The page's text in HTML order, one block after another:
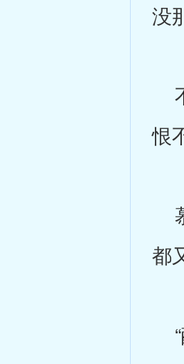
没
恨
都
“